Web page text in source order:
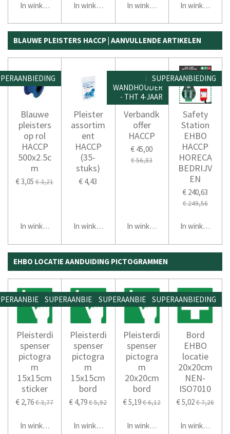
In winkelwagen In winkelwagen In winkelwagen In winkelwagen
BLAUWE PLEISTERS HACCP | AANVULLENDE ARTIKELEN
Blauwe
pleisters
op rol
HACCP
500x2.5c
m
€ 3,05 € 3,21
In winkelwagen
Pleister
assortim
ent
HACCP
(35-
stuks)
€ 4,43
In winkelwagen
INCL.
WANDHOUDER
- THT 4-JAAR
Verbandk
offer
HACCP
€ 45,00
€ 56,83
In winkelwagen
SUPERAANBIEDING
Safety
Station
EHBO
HACCP
HORECA
BEDRIJV
EN
€ 240,63
€ 249,56
In winkelwagen
EHBO LOCATIE AANDUIDING PICTOGRAMMEN
Pleisterdi
spenser
pictogra
m
15x15cm
sticker
€ 2,76€ 3,77
In winkelwagen
SUPERAANBIEDING
Pleisterdi
spenser
pictogra
m
15x15cm
bord
€ 4,79€ 5,92
In winkelwagen
SUPERAANBIEDING
Pleisterdi
spenser
pictogra
m
20x20cm
bord
€ 5,19€ 6,12
In winkelwagen
SUPERAANBIEDING
Bord
EHBO
locatie
20x20cm
NEN-
ISO7010
€ 5,02€ 7,26
In winkelwagen